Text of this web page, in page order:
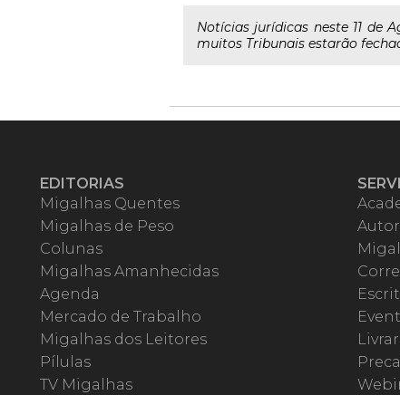
Notícias jurídicas neste 11 de
muitos Tribunais estarão
EDITORIAS
Migalhas Quentes
Migalhas de Peso
Colunas
Migalhas Amanhecidas
Agenda
Mercado de Trabalho
Migalhas dos Leitores
Pílulas
TV Migalhas